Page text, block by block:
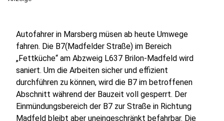
Autofahrer in Marsberg müsen ab heute Umwege
fahren. Die B7(Madfelder Straße) im Bereich
„Fettküche“ am Abzweig L637 Brilon-Madfeld wird
saniert. Um die Arbeiten sicher und effizient
durchführen zu können, wird die B7 im betroffenen
Abschnitt während der Bauzeit voll gesperrt. Der
Einmündungsbereich der B7 zur Straße in Richtung
Madfeld bleibt aber uneingeschränkt befahrbar. Die